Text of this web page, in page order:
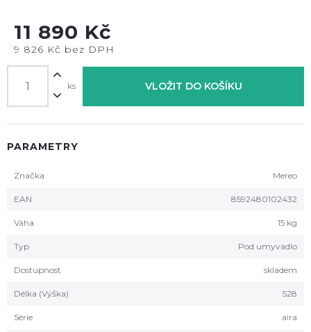
11 890 Kč
9 826 Kč bez DPH
ks VLOŽIT DO KOŠÍKU
PARAMETRY
Značka Mereo
EAN 8592480102432
Váha 15 kg
Typ Pod umyvadlo
Dostupnost skladem
Délka (Výška) 528
Série aira